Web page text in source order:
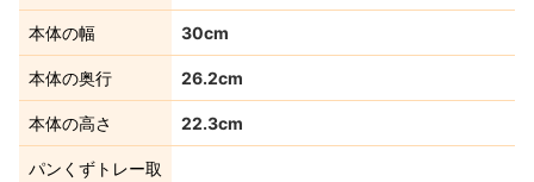
本体の幅 30cm
本体の奥行 26.2cm
本体の高さ 22.3cm
パンくずトレー取